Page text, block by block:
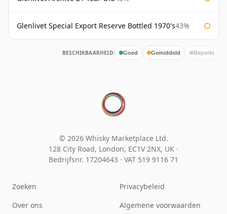
Glenlivet Special Export Reserve Bottled 1970's43%
BESCHIKBAARHEID: Goed Gemiddeld Beperkt
© 2026 Whisky Marketplace Ltd.
128 City Road, London, EC1V 2NX, UK ·
Bedrijfsnr. 17204643 · VAT 519 9116 71
Zoeken
Over ons
Privacybeleid
Algemene voorwaarden